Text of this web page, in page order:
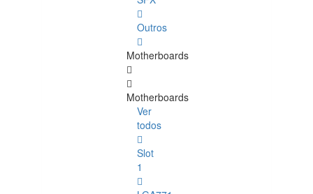
Outros
Motherboards
Motherboards
Ver
todos
Slot
1